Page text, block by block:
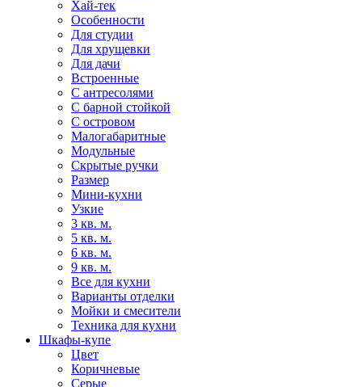
Хай-тек
Особенности
Для студии
Для хрущевки
Для дачи
Встроенные
С антресолями
С барной стойкой
С островом
Малогабаритные
Модульные
Скрытые ручки
Размер
Мини-кухни
Узкие
3 кв. м.
5 кв. м.
6 кв. м.
9 кв. м.
Все для кухни
Варианты отделки
Мойки и смесители
Техника для кухни
Шкафы-купе
Цвет
Коричневые
Серые